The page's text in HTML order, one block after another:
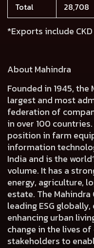
Total
28,708
*Exports include CKD
About Mahindra
Founded in 1945,
largest and most
federation of
in over 100
position in farm
information
India and is the
volume. It has a
energy, agriculture,
estate. The
leading ESG
enhancing urban
change in the lives
stakeholders to